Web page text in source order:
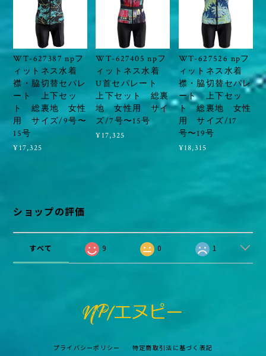
WT-627387 npフ
ィットネス水着
襟・脇切替セパレ
ート 上下セッ
ト 総裏地 女性
用 サイズ/9号〜
15号
¥17,325
WT-627405 npフ
ィットネス水着
U首セパレート
上下セット 総裏
地 女性用 サイ
ズ/7号〜15号
¥17,325
WT-627526 npフ
ィットネス水着
襟・脇切替セパレ
ート 上下セッ
ト 総裏地 女性
用 サイズ/17
号〜19号
¥18,315
ショップの評価
すべて 9 0 1
プライバシーポリシー 特定商取引法に基づく表記